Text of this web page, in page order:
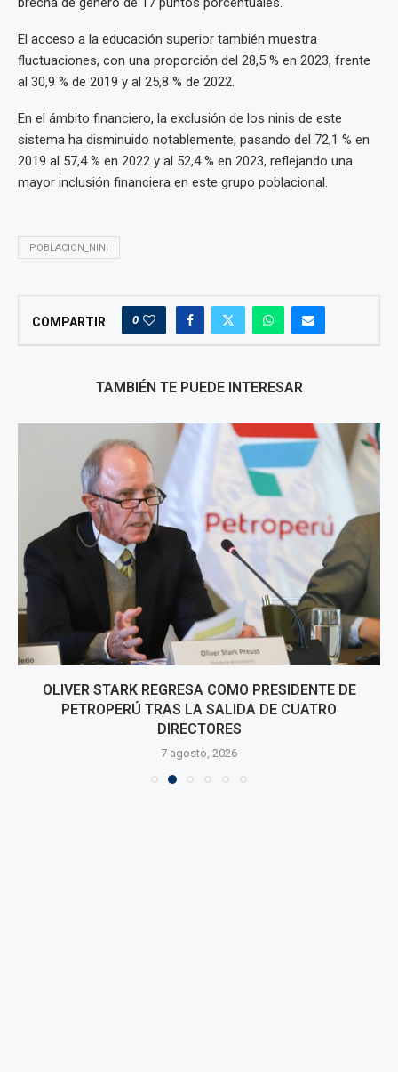
El acceso a la educación superior también muestra
fluctuaciones, con una proporción del 28,5 % en 2023, frente
al 30,9 % de 2019 y al 25,8 % de 2022.
En el ámbito financiero, la exclusión de los ninis de este
sistema ha disminuido notablemente, pasando del 72,1 % en
2019 al 57,4 % en 2022 y al 52,4 % en 2023, reflejando una
mayor inclusión financiera en este grupo poblacional.
POBLACION_NINI
COMPARTIR 0
TAMBIÉN TE PUEDE INTERESAR
OLIVER STARK REGRESA COMO PRESIDENTE DE
PETROPERÚ TRAS LA SALIDA DE CUATRO
DIRECTORES
7 agosto, 2026